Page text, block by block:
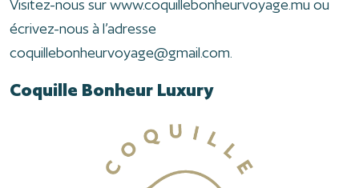
Visitez-nous sur www.coquillebonheurvoyage.mu ou
écrivez-nous à l’adresse
coquillebonheurvoyage@gmail.com.
Coquille Bonheur Luxury